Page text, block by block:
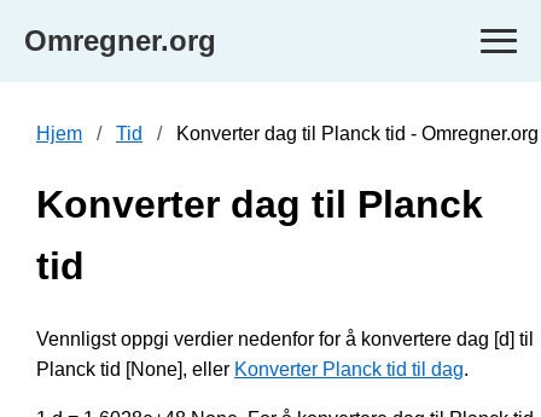
Omregner.org
Hjem Tid Konverter dag til Planck tid - Omregner.org
Konverter dag til Planck
tid
Vennligst oppgi verdier nedenfor for å konvertere dag [d] til
Planck tid [None], eller Konverter Planck tid til dag.